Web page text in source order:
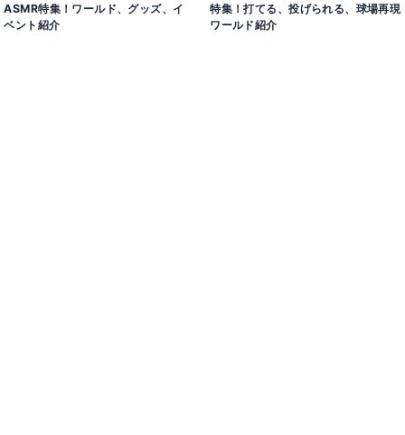
ASMR特集！ワールド、グッズ、イ
ベント紹介
特集！打てる、投げられる、球場再現
ワールド紹介